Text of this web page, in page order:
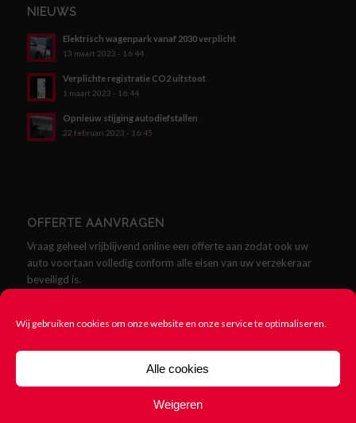
Wij gebruiken cookies om onze website en onze service te optimaliseren.
Alle cookies
Weigeren
NIEUWS
Elektrisch wagenpark vanaf 2030 verplicht
13 maart 2023 - 16:44
Verplichte registratie CO2 uitstoot
1 maart 2023 - 16:44
Opnieuw stijging autodiefstallen
22 februari 2023 - 16:45
OFFERTE AANVRAGEN
Vraag geheel vrijblijvend online een offerte aan zodat ook uw
auto voortaan volledig conform alle eisen van uw verzekeraar
beveiligd is.
© Copyright - SCMklasse.nl - Alles over SCM Klasse Alarmen -